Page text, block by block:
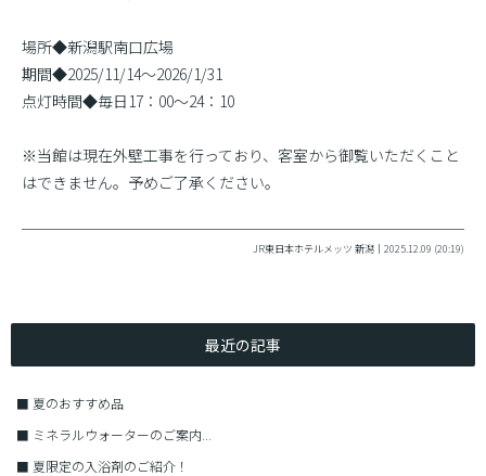
場所◆新潟駅南口広場
期間◆2025/11/14〜2026/1/31
点灯時間◆毎日17：00〜24：10
※当館は現在外壁工事を行っており、客室から御覧いただくこと
はできません。予めご了承ください。
JR東日本ホテルメッツ 新潟｜2025.12.09 (20:19)
最近の記事
■ 夏のおすすめ品
■ ミネラルウォーターのご案内...
■ 夏限定の入浴剤のご紹介！